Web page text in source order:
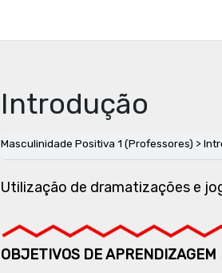
Introdução
Masculinidade Positiva 1 (Professores)
Utilização de dramatizações e
OBJETIVOS DE APRENDIZAGEM